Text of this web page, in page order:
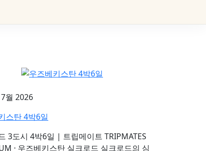
월 2026
스탄 4박6일
3도시 4박6일 | 트립메이트 TRIPMATES
· 우즈베키스탄 실크로드 실크로드의 심